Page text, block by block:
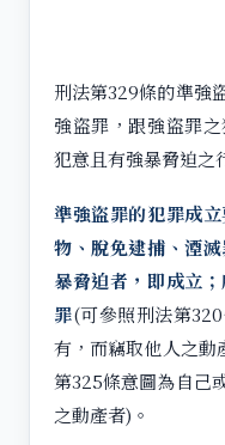
刑法第329條的準強
強盜罪，跟強盜罪
犯意且有強暴脅迫之
準強盜罪的犯罪成
物、脫免逮捕、湮
暴脅迫者，即成立
罪(可參照刑法第
有，而竊取他人之動
第325條意圖為自己
之動產者)。